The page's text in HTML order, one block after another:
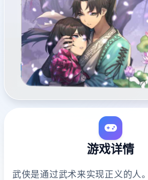
游戏详情
武侠是通过武术来实现正义的人